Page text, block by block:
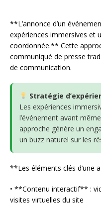
**L’annonce d’un
expériences immersives et
coordonnée.** Cette
communiqué de presse
de communication.
Stratégie
Les expériences
l’événement avant
approche génère un
un buzz naturel sur les
**Les éléments clés d’une
• **Contenu interactif** :
visites virtuelles du site